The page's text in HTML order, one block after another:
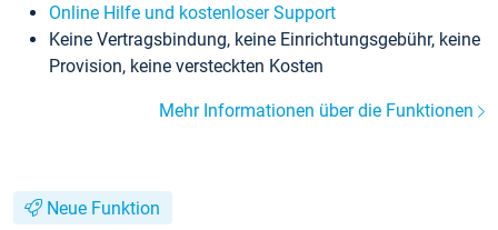
Online Hilfe und kostenloser Support
Keine Vertragsbindung, keine Einrichtungsgebühr, keine
Provision, keine versteckten Kosten
Mehr Informationen über die Funktionen
Neue Funktion